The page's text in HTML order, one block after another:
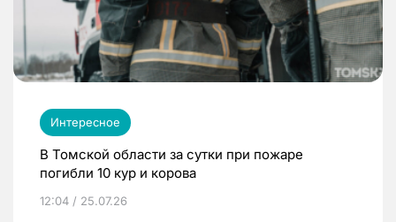
Интересное
В Томской области за сутки при пожаре
погибли 10 кур и корова
12:04 / 25.07.26